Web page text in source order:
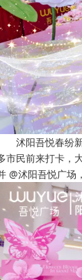
沭阳吾悦春纷
市民前来打卡，
@沭阳吾悦广场